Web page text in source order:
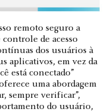
remoto seguro a
de acesso
dos usuários à
aplicativos, em vez da
está conectado”
uma abordagem
sempre verificar”,
do usuário,